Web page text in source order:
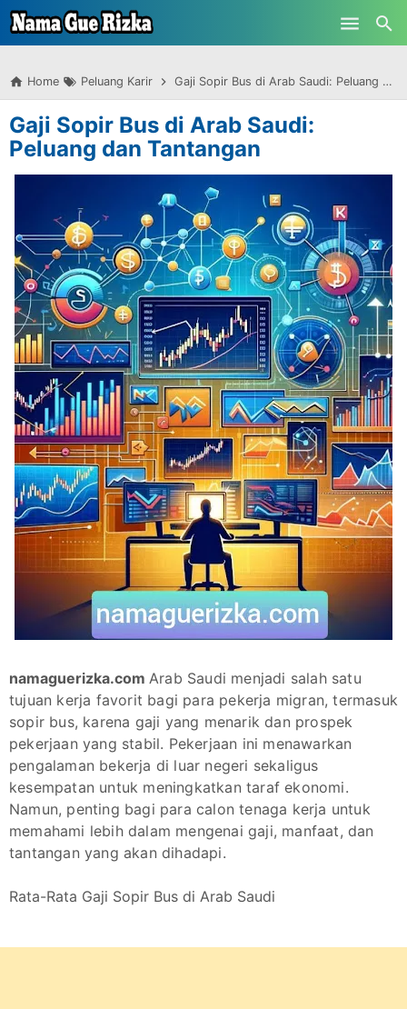
-->
Skip to main content
Home Peluang Karir Gaji Sopir Bus di Arab Saudi: Peluang dan Tantangan
Gaji Sopir Bus di Arab Saudi:
Peluang dan Tantangan
namaguerizka.com Arab Saudi menjadi salah satu
tujuan kerja favorit bagi para pekerja migran, termasuk
sopir bus, karena gaji yang menarik dan prospek
pekerjaan yang stabil. Pekerjaan ini menawarkan
pengalaman bekerja di luar negeri sekaligus
kesempatan untuk meningkatkan taraf ekonomi.
Namun, penting bagi para calon tenaga kerja untuk
memahami lebih dalam mengenai gaji, manfaat, dan
tantangan yang akan dihadapi.
Rata-Rata Gaji Sopir Bus di Arab Saudi